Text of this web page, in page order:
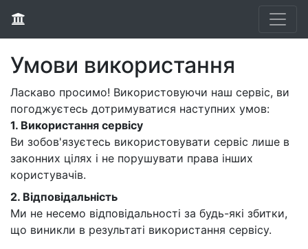
Умови використання
Ласкаво просимо! Використовуючи наш сервіс, ви
погоджуєтесь дотримуватися наступних умов:
1. Використання сервісу
Ви зобов'язуєтесь використовувати сервіс лише в
законних цілях і не порушувати права інших
користувачів.
2. Відповідальність
Ми не несемо відповідальності за будь-які збитки,
що виникли в результаті використання сервісу.